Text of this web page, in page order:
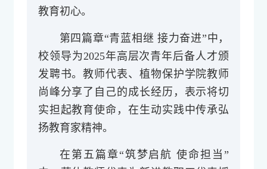
教育初心。
第四篇章“青蓝相继 接力奋进”中，
校领导为2025年高层次青年后备人才颁
发聘书。教师代表、植物保护学院教师
尚峰分享了自己的成长经历，表示将切
实担起教育使命，在生动实践中传承弘
扬教育家精神。
在第五篇章“筑梦启航 使命担当”